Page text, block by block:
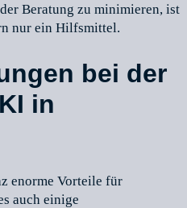
Beratung zu minimieren, ist
nur ein Hilfsmittel.
bei der
in
enorme Vorteile für
auch einige